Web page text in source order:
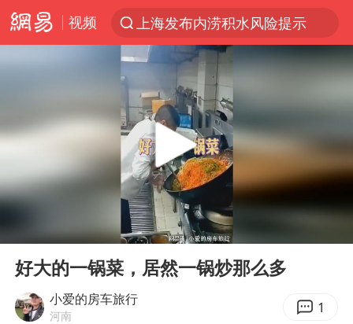
视频
上海发布内涝积水风险提示
台风“白海豚”登陆 各地各部门全力应对
江苏昆山升级发布暴雨红警
白海豚会重现杜苏芮强度吗
人形机器人第一股
中国女篮热身赛再胜尼日利亚女篮
上海地铁4条线路全线停运
宇树申购 中一签有望赚20万元
白海豚路径图
Play
好大的一锅菜，居然一锅炒那么多
小爱的房车旅行
河南 1